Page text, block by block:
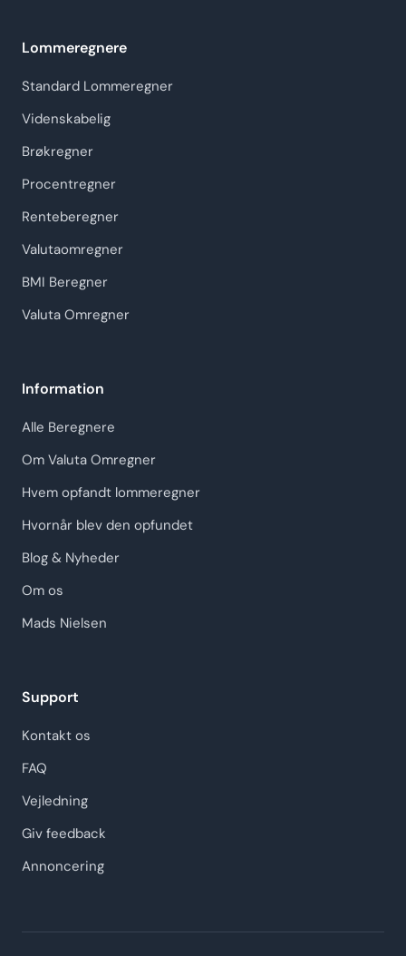
Lommeregnere
Standard Lommeregner
Videnskabelig
Brøkregner
Procentregner
Renteberegner
Valutaomregner
BMI Beregner
Valuta Omregner
Information
Alle Beregnere
Om Valuta Omregner
Hvem opfandt lommeregner
Hvornår blev den opfundet
Blog & Nyheder
Om os
Mads Nielsen
Support
Kontakt os
FAQ
Vejledning
Giv feedback
Annoncering